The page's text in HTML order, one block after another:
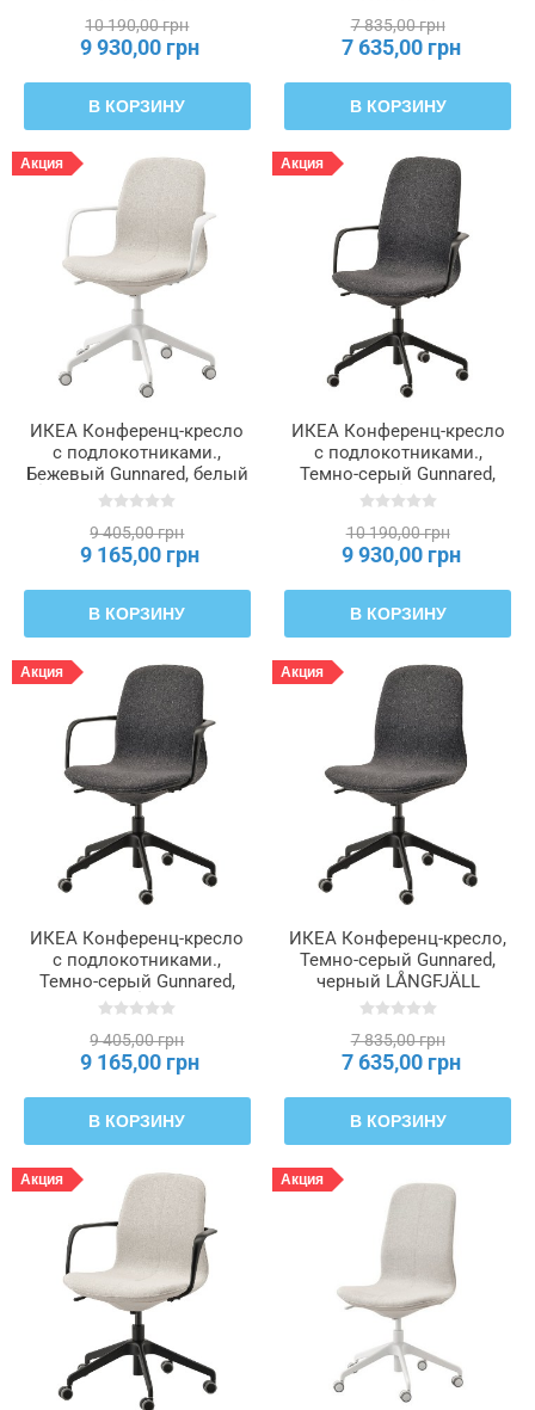
10 190,00 грн
9 930,00 грн
В КОРЗИНУ
7 835,00 грн
7 635,00 грн
В КОРЗИНУ
Акция
ИКЕА Конференц-кресло
с подлокотниками.,
Бежевый Gunnared, белый
LÅNGFJÄLL ЛОНГФЬЕЛЛЬ,
9 405,00 грн
9 165,00 грн
В КОРЗИНУ
Акция
ИКЕА Конференц-кресло
с подлокотниками.,
Темно-серый Gunnared,
черный LÅNGFJÄLL
10 190,00 грн
9 930,00 грн
В КОРЗИНУ
Акция
ИКЕА Конференц-кресло
с подлокотниками.,
Темно-серый Gunnared,
черный LÅNGFJÄLL
9 405,00 грн
9 165,00 грн
В КОРЗИНУ
Акция
ИКЕА Конференц-кресло,
Темно-серый Gunnared,
черный LÅNGFJÄLL
ЛОНГФЬЕЛЛЬ, 291.775.74
7 835,00 грн
7 635,00 грн
В КОРЗИНУ
Акция Акция